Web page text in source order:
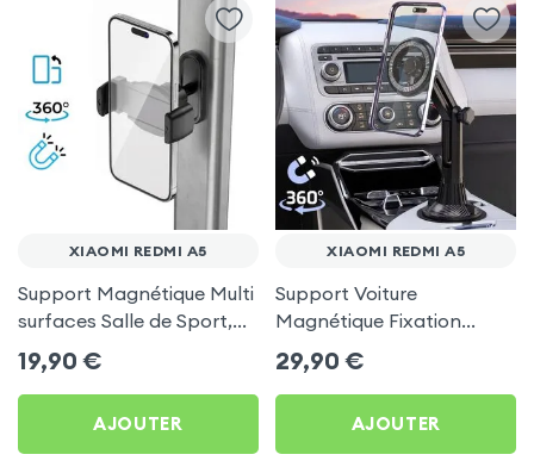
XIAOMI REDMI A5
Support Magnétique Multi
surfaces Salle de Sport,
frigo pour Xiaomi Redmi
A5
19,90 €
AJOUTER
XIAOMI REDMI A5
Support Voiture
Magnétique Fixation
Porte-gobelet pour
Xiaomi Redmi A5
29,90 €
AJOUTER